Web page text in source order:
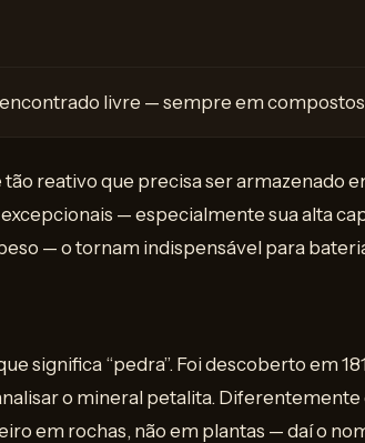
livre — sempre em
tão reativo que precisa ser armazenado
— especialmente sua alta
— o tornam indispensável para
significa “pedra”. Foi descoberto em
o mineral petalita.
em rochas, não em plantas — daí o